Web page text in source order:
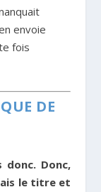
envoie
fois
DE
donc. Donc,
le titre et